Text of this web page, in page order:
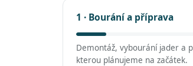
1 · Bourání a příprava
Demontáž, vybourání jader a
kterou plánujeme na začátek.